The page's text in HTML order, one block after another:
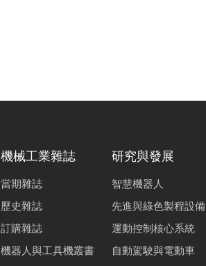
機械工業雜誌
當期雜誌
歷史雜誌
訂購雜誌
機器人與工具機叢書
研究與發展
智慧機器人
先進與綠色製程設備
運動控制核心系統
自動駕駛與電動車